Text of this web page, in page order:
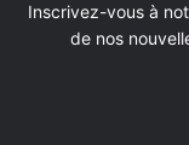
Inscrivez-vous à
de nos